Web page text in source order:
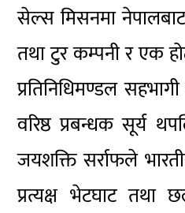
सेल्स मिसनमा
तथा टुर कम्पनी र एक
प्रतिनिधिमण्डल
वरिष्ठ प्रबन्धक सूर्य
जयशक्ति सर्राफले
प्रत्यक्ष भेटघाट तथा